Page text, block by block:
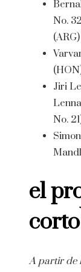
No.
(ARG)
Jiri
No.
el
corto
A partir de